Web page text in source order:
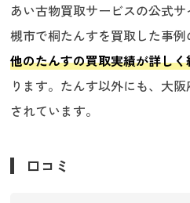
あい古物買取サービスの公式
槻市で桐たんすを買取した事
他のたんすの買取実績が詳し
ります。たんす以外にも、大
されています。
口コミ